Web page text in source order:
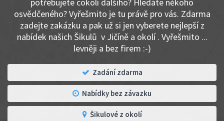
osvědčeného? Vyřešmito je tu právě pro vás. Zdarma
zadejte zakázku a pak už si jen vyberete nejlepší z
nabídek našich Šikulů v Jičíně a okolí . Vyřešmito ...
levněji a bez firem :-)
Zadání zdarma
Nabídky bez závazku
Šikulové z okolí